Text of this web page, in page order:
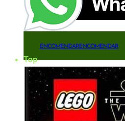
ENCOMENDARENCOMENDAR
Top